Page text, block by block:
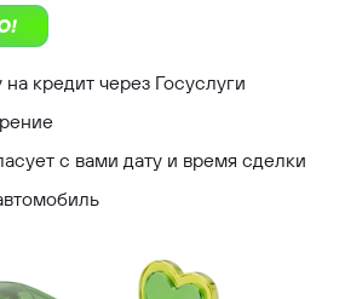
на кредит через Госуслуги
с вами дату и время сделки